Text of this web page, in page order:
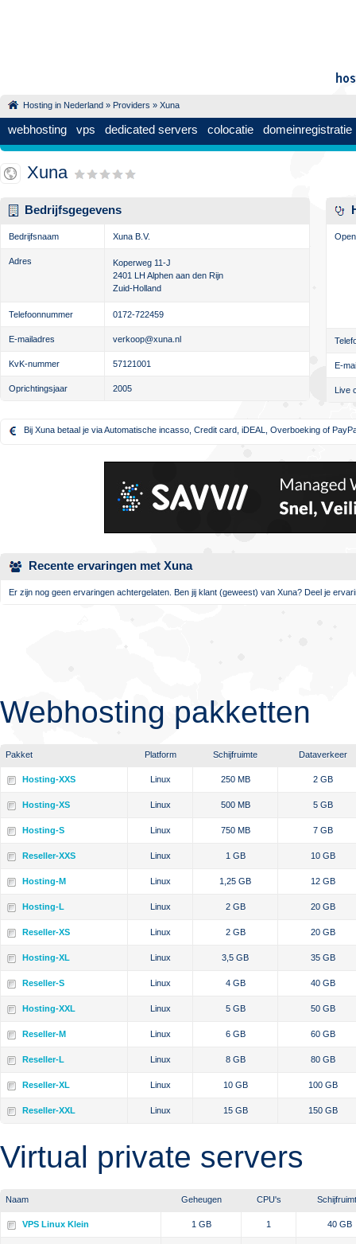
Hosting in Nederland » Providers » Xuna
webhosting vps dedicated servers colocatie domeinregistratie
Xuna
Bedrijfsgegevens
Bedrijfsnaam Xuna B.V.
Adres
Koperweg 11-J
2401 LH Alphen aan den Rijn
Zuid-Holland
Telefoonnummer 0172-722459
E-mailadres verkoop@xuna.nl
KvK-nummer 57121001
Oprichtingsjaar 2005
E-
Live
Bij Xuna betaal je via Automatische incasso, Credit card, iDEAL, Overboeking of
Recente ervaringen met Xuna
Er zijn nog geen ervaringen achtergelaten. Ben jij klant (geweest) van Xuna? Deel je
Webhosting pakketten
Pakket Platform Schijfruimte Dataverkeer
Hosting-XXS Linux 250 MB 2 GB
Hosting-XS Linux 500 MB 5 GB
Hosting-S Linux 750 MB 7 GB
Reseller-XXS Linux 1 GB 10 GB
Hosting-M Linux 1,25 GB 12 GB
Hosting-L Linux 2 GB 20 GB
Reseller-XS Linux 2 GB 20 GB
Hosting-XL Linux 3,5 GB 35 GB
Reseller-S Linux 4 GB 40 GB
Hosting-XXL Linux 5 GB 50 GB
Reseller-M Linux 6 GB 60 GB
Reseller-L Linux 8 GB 80 GB
Reseller-XL Linux 10 GB 100 GB
Reseller-XXL Linux 15 GB 150 GB
Virtual private servers
Naam Geheugen CPU's
VPS Linux Klein 1 GB 1 40 GB